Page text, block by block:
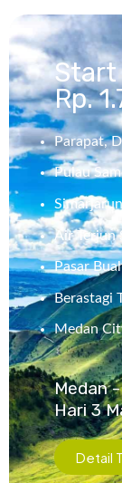
Start
Rp.
Parapat,
Pulau
Air Terjun
Pasar
Berastagi
Medan
Medan
Hari 3
Detail